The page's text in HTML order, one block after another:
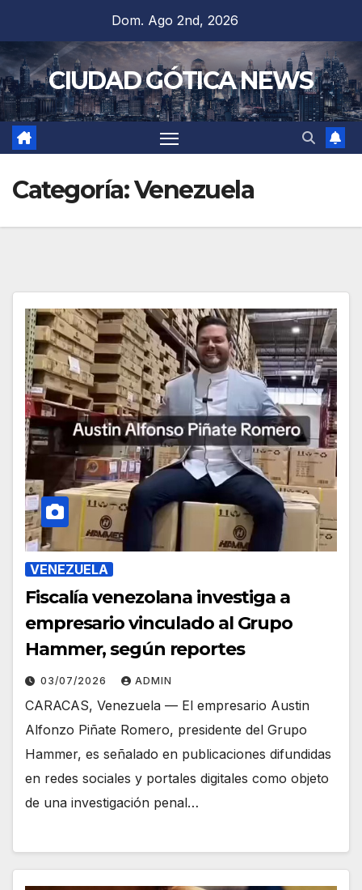
contenido
Dom. Ago 2nd, 2026
CIUDAD GÓTICA NEWS
Categoría:Venezuela
VENEZUELA
Fiscalía venezolana investiga a
empresario vinculado al Grupo
Hammer, según reportes
03/07/2026 ADMIN
CARACAS, Venezuela — El empresario Austin
Alfonzo Piñate Romero, presidente del Grupo
Hammer, es señalado en publicaciones difundidas
en redes sociales y portales digitales como objeto
de una investigación penal…